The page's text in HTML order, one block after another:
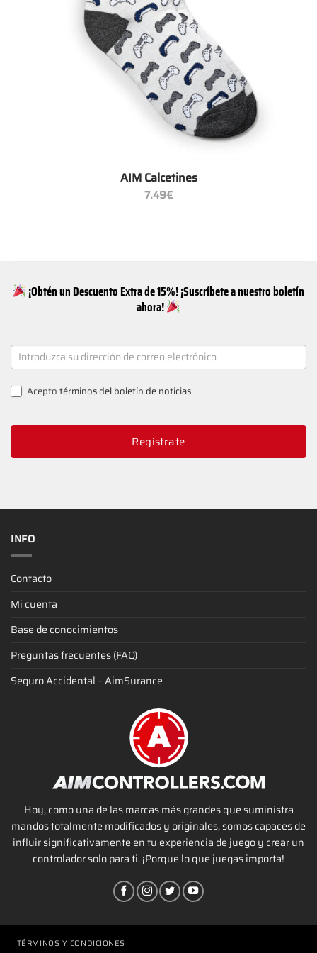
AIM Calcetines
7.49€
¡Obtén un Descuento Extra de 15%! ¡Suscríbete a nuestro boletín
ahora!
NEWSLETTER
SIGNUP
Aceptotérminos del boletín de noticias
Regístrate
INFO
Contacto
Mi cuenta
Base de conocimientos
Preguntas frecuentes (FAQ)
Seguro Accidental – AimSurance
Hoy, como una de las marcas más grandes que suministra
mandos totalmente modificados y originales, somos capaces de
influir significativamente en tu experiencia de juego y crear un
controlador solo para ti. ¡Porque lo que juegas importa!
TÉRMINOS Y CONDICIONES